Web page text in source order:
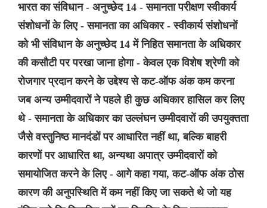
भारत का संविधान - अनुच्छेद 14 - समानता परीक्षण स्वीकार्य
संशोधनों के लिए - समानता का अधिकार - स्वीकार्य संशोधनों
को भी संविधान के अनुच्छेद 14 में निहित समानता के अधिकार
की कसौटी पर परखा जाना होगा - केवल एक विशेष श्रेणी को
रोजगार प्रदान करने के उद्देश्य से कट-ऑफ अंक कम करना
जब अन्य उम्मीदवारों ने पहले ही कुछ अधिकार हासिल कर लिए
थे - समानता के अधिकार का उल्लंघन उम्मीदवारों की उपयुक्तता
जैसे वस्तुनिष्ठ मानदंडों पर आधारित नहीं था, बल्कि बाहरी
कारणों पर आधारित था, अन्यथा अपात्र उम्मीदवारों को
समायोजित करने के लिए - आगे कहा गया, कट-ऑफ अंक ठोस
कारण की अनुपस्थिति में कम नहीं किए जा सकते थे जो यह